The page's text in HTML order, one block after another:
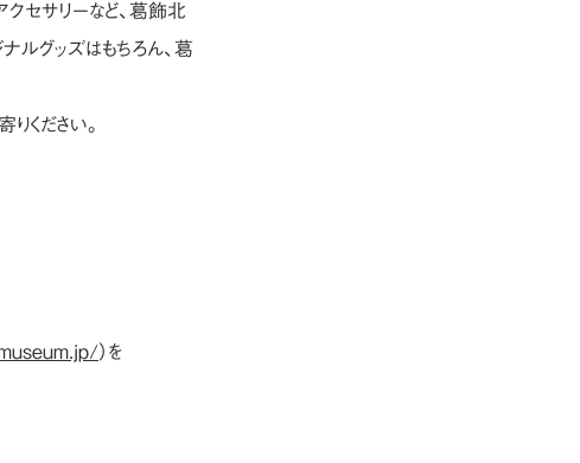
クセサリーなど、葛飾北
ルグッズはもちろん、葛
ください。
）を